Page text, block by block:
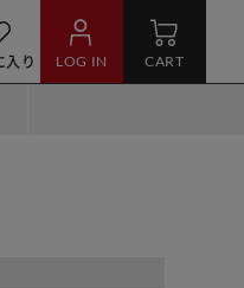
入り LOG IN CART